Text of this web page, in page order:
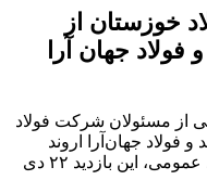
خوزستان از
جهان آرا
از مسئولان شرکت فولاد
فولاد جهان‌آرا اروند
بازدید نمودند. به گزارش خبرنگار روابط عمومی، این بازدید ۲۲ دی